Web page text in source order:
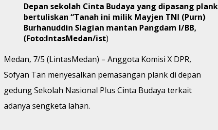
Depan sekolah Cinta Budaya yang dipasang plank
bertuliskan “Tanah ini milik Mayjen TNI (Purn)
Burhanuddin Siagian mantan Pangdam I/BB,
(Foto:IntasMedan/ist)
Medan, 7/5 (LintasMedan) – Anggota Komisi X DPR,
Sofyan Tan menyesalkan pemasangan plank di depan
gedung Sekolah Nasional Plus Cinta Budaya terkait
adanya sengketa lahan.